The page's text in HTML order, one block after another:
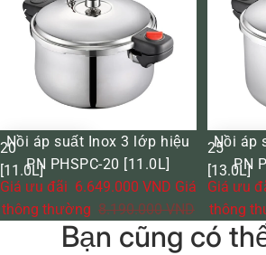
Inox
20
[11.0L]
GIẢM GIÁ
Nồi áp suất Inox 3 lớp hiệu
PN PHSPC-20 [11.0L]
Giá ưu đãi 6.649.000 VND Giá
thông thường 8.190.000 VND
Inox
25
[13.0L]
GIẢM GIÁ
Nồi áp
PN
Giá ưu
thông
Bạn cũng có